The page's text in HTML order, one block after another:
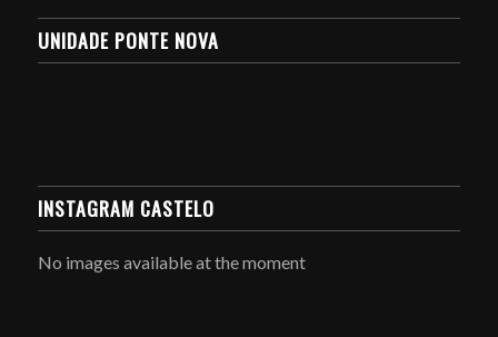
UNIDADE PONTE NOVA
INSTAGRAM CASTELO
No images available at the moment